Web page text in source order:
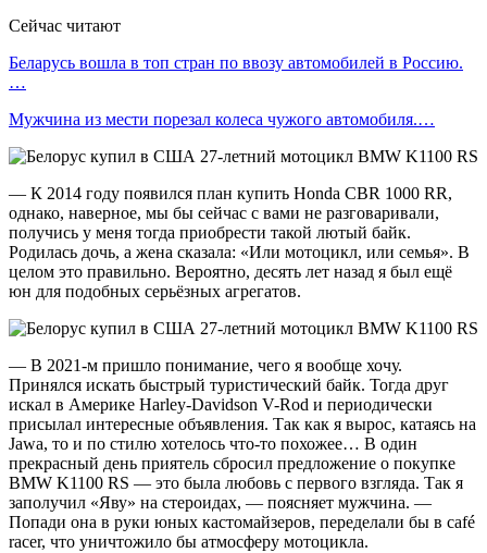
Сейчас читают
Беларусь вошла в топ стран по ввозу автомобилей в Россию.
…
Мужчина из мести порезал колеса чужого автомобиля.…
— К 2014 году появился план купить Honda CBR 1000 RR,
однако, наверное, мы бы сейчас с вами не разговаривали,
получись у меня тогда приобрести такой лютый байк.
Родилась дочь, а жена сказала: «Или мотоцикл, или семья». В
целом это правильно. Вероятно, десять лет назад я был ещё
юн для подобных серьёзных агрегатов.
— В 2021-м пришло понимание, чего я вообще хочу.
Принялся искать быстрый туристический байк. Тогда друг
искал в Америке Harley-Davidson V-Rod и периодически
присылал интересные объявления. Так как я вырос, катаясь на
Jawa, то и по стилю хотелось что-то похожее… В один
прекрасный день приятель сбросил предложение о покупке
BMW K1100 RS — это была любовь с первого взгляда. Так я
заполучил «Яву» на стероидах, — поясняет мужчина. —
Попади она в руки юных кастомайзеров, переделали бы в café
racer, что уничтожило бы атмосферу мотоцикла.